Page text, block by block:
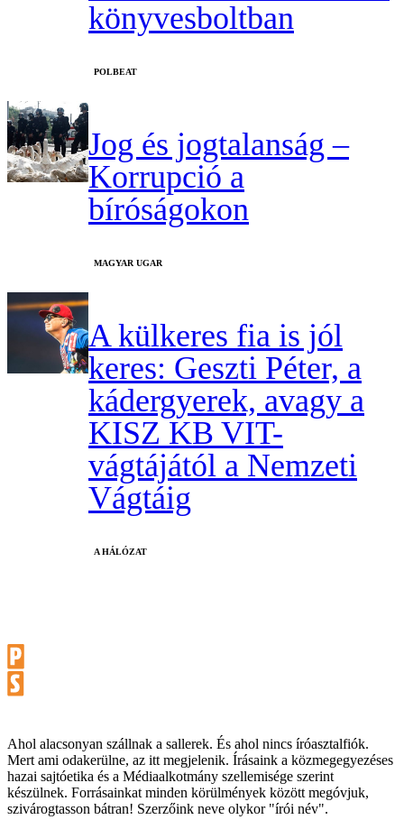
könyvesboltban
‎POLBEAT
Jog és jogtalanság –
Korrupció a
bíróságokon
MAGYAR UGAR
A külkeres fia is jól
keres: Geszti Péter, a
kádergyerek, avagy a
KISZ KB VIT-
vágtájától a Nemzeti
Vágtáig
A HÁLÓZAT
Ahol alacsonyan szállnak a sallerek. És ahol nincs íróasztalfiók.
Mert ami odakerülne, az itt megjelenik. Írásaink a közmegegyezéses
hazai sajtóetika és a Médiaalkotmány szellemisége szerint
készülnek. Forrásainkat minden körülmények között megóvjuk,
szivárogtasson bátran! Szerzőink neve olykor "írói név".